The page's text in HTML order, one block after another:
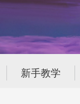
新手教学